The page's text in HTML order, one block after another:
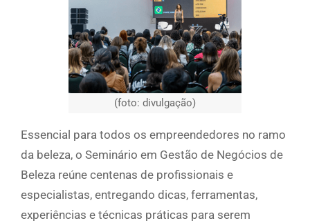
(foto: divulgação)
Essencial para todos os empreendedores no ramo
da beleza, o Seminário em Gestão de Negócios de
Beleza reúne centenas de profissionais e
especialistas, entregando dicas, ferramentas,
experiências e técnicas práticas para serem